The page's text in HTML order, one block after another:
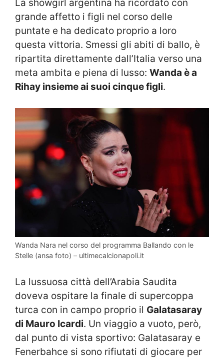
La showgirl argentina ha ricordato con
grande affetto i figli nel corso delle
puntate e ha dedicato proprio a loro
questa vittoria. Smessi gli abiti di ballo, è
ripartita direttamente dall’Italia verso una
meta ambita e piena di lusso: Wanda è a
Rihay insieme ai suoi cinque figli.
Wanda Nara nel corso del programma Ballando con le
Stelle (ansa foto) – ultimecalcionapoli.it
La lussuosa città dell’Arabia Saudita
doveva ospitare la finale di supercoppa
turca con in campo proprio il Galatasaray
di Mauro Icardi. Un viaggio a vuoto, però,
dal punto di vista sportivo: Galatasaray e
Fenerbahce si sono rifiutati di giocare per